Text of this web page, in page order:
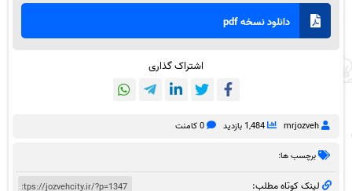
دانلود نسخه pdf
اشتراک گذاری
mrjozveh 1,484 بازدید 0 کامنت
برچسب ها:
لینک کوتاه مطلب: